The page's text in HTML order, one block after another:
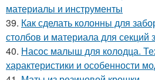
материалы и инструменты
39. Как сделать колонны для
столбов и материала для секций
40. Насос малыш для колодца.
характеристики и особенности